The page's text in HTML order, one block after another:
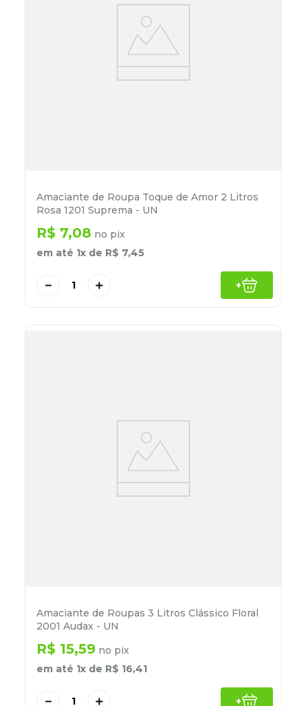
Amaciante de Roupa Toque de Amor 2 Litros
Rosa 1201 Suprema - UN
R$ 7,08 no pix
em até 1x de R$ 7,45
＋
－ +
Amaciante de Roupas 3 Litros Clássico Floral
2001 Audax - UN
R$ 15,59 no pix
em até 1x de R$ 16,41
＋
－ +